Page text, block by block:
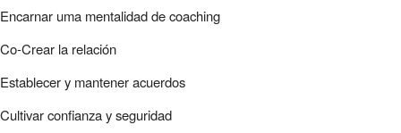
Encarnar uma mentalidad de coaching
Co-Crear la relación
Establecer y mantener acuerdos
Cultivar confianza y seguridad